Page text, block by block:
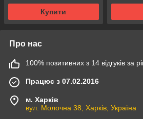
Купити
Про нас
100% позитивних з 14 відгуків за
Працює з 07.02.2016
м. Харків
вул. Молочна 38, Харків, Україна